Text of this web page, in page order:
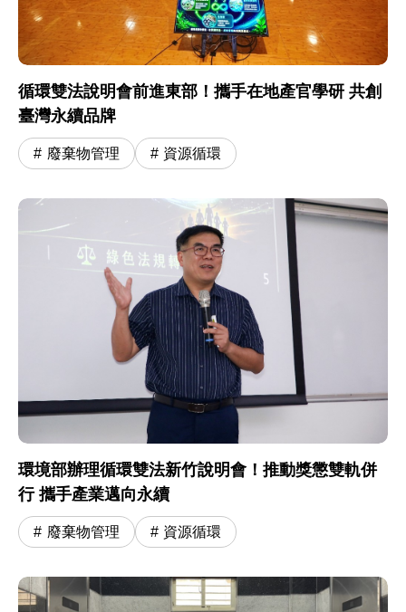
循環雙法說明會前進東部！攜手在地產官學研 共創
臺灣永續品牌
廢棄物管理 資源循環
環境部辦理循環雙法新竹說明會！推動獎懲雙軌併
行 攜手產業邁向永續
廢棄物管理 資源循環